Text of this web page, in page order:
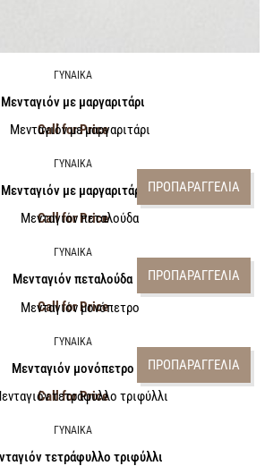
ΓΥΝΑΙΚΑ
Μενταγιόν με μαργαριτάρι
Call for Price
ΠΡΟΠΑΡΑΓΓΕΛΙΑ
ΓΥΝΑΙΚΑ
Μενταγιόν με μαργαριτάρι
Call for Price
ΠΡΟΠΑΡΑΓΓΕΛΙΑ
ΓΥΝΑΙΚΑ
Μενταγιόν πεταλούδα
Call for Price
ΠΡΟΠΑΡΑΓΓΕΛΙΑ
ΓΥΝΑΙΚΑ
Μενταγιόν μονόπετρο
Call for Price
ΓΥΝΑΙΚΑ
τετράφυλλο τριφύλλι